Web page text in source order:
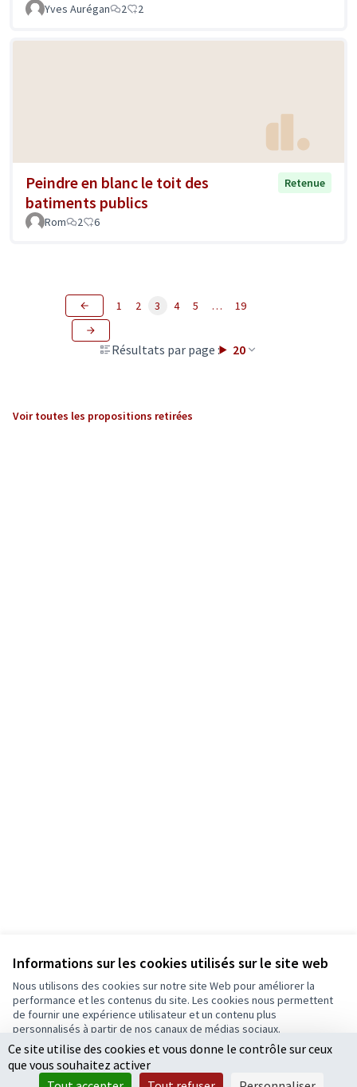
Informations sur les cookies utilisés sur le site web
Nous utilisons des cookies sur notre site Web pour améliorer la
performance et les contenus du site. Les cookies nous permettent
de fournir une expérience utilisateur et un contenu plus
personnalisés à partir de nos canaux de médias sociaux.
Tout accepter
Accepter seulement les cookies essentiels
Yves Aurégan
2 2
Peindre en blanc le toit des
batiments publics
Retenue
Rom 2 6
Résultats par page : 20
1 2 3 4 5 … 19
Voir toutes les propositions retirées
Conditions d'utilisation
Paramètres des cookies
Ecrivons Angers sur X
(Lien externe)
Ecrivons Angers sur Facebook
(Lien externe)
Ce site utilise des cookies et vous donne le contrôle sur ceux
que vous souhaitez activer